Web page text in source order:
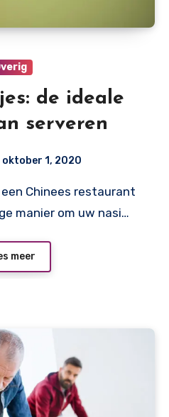
de ideale
serveren
oktober 1, 2020
manier om uw nasi…
meer